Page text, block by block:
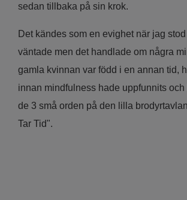
sedan tillbaka på sin krok.
Det kändes som en evighet när jag
väntade men det handlade om några
gamla kvinnan var född i en annan tid,
innan mindfulness hade uppfunnits
de 3 små orden på den lilla
Tar Tid".